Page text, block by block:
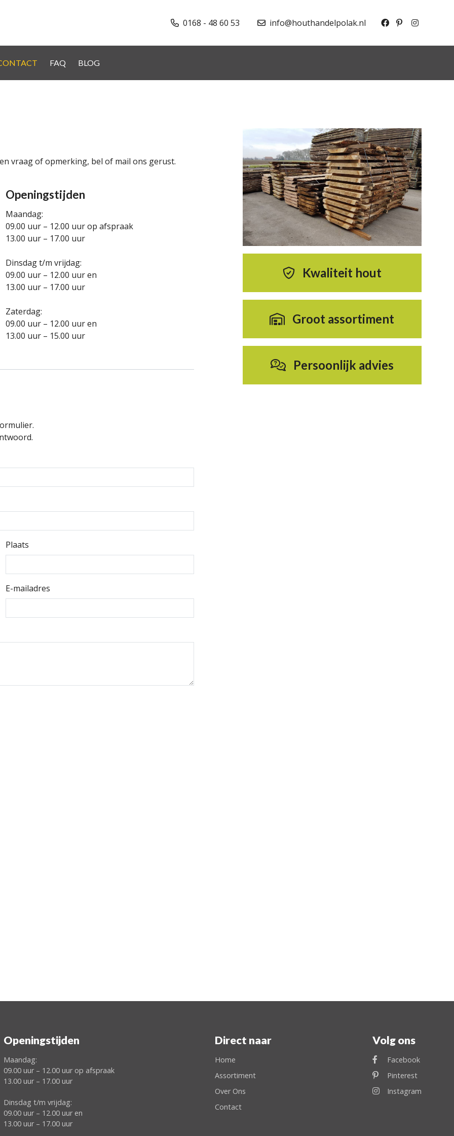
0168 - 48 60 53 info@houthandelpolak.nl
FAQ BLOG
vraag of opmerking, bel of mail ons gerust.
Openingstijden
Maandag:
09.00 uur – 12.00 uur op afspraak
13.00 uur – 17.00 uur
Dinsdag t/m vrijdag:
09.00 uur – 12.00 uur en
13.00 uur – 17.00 uur
Zaterdag:
09.00 uur – 12.00 uur en
13.00 uur – 15.00 uur
Plaats
E-mailadres
Kwaliteit hout
Groot assortiment
Persoonlijk advies
Openingstijden
Maandag:
09.00 uur – 12.00 uur op afspraak
13.00 uur – 17.00 uur
Dinsdag t/m vrijdag:
09.00 uur – 12.00 uur en
13.00 uur – 17.00 uur
Direct naar
Home
Assortiment
Over Ons
Contact
Volg ons
Facebook
Pinterest
Instagram